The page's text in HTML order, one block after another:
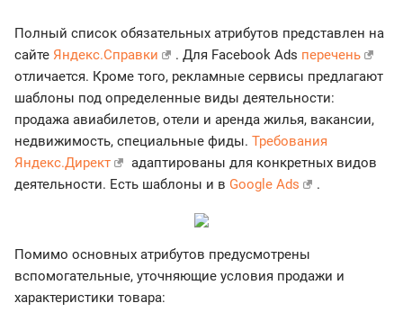
Полный список обязательных атрибутов представлен на
сайте Яндекс.Справки . Для Facebook Ads перечень
отличается. Кроме того, рекламные сервисы предлагают
шаблоны под определенные виды деятельности:
продажа авиабилетов, отели и аренда жилья, вакансии,
недвижимость, специальные фиды. Требования
Яндекс.Директ
адаптированы для конкретных видов
деятельности. Есть шаблоны и в Google Ads .
Помимо основных атрибутов предусмотрены
вспомогательные, уточняющие условия продажи и
характеристики товара: